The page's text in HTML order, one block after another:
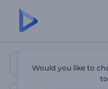
ネオンの
Would you like to